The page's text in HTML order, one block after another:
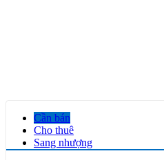
Cần bán
Cho thuê
Sang nhượng